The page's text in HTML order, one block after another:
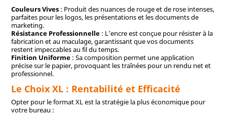
Couleurs Vives: Produit des nuances de rouge et de rose intenses,
parfaites pour les logos, les présentations et les documents de
marketing.
Résistance Professionnelle: L'encre est conçue pour résister à la
fabrication et au maculage, garantissant que vos documents
restent impeccables au fil du temps.
Finition Uniforme: Sa composition permet une application
précise sur le papier, provoquant les traînées pour un rendu net et
professionnel.
Le Choix XL : Rentabilité et Efficacité
Opter pour le format XL est la stratégie la plus économique pour
votre bureau :